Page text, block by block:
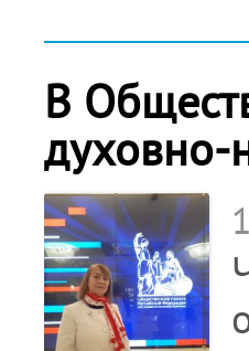
В
духовно-